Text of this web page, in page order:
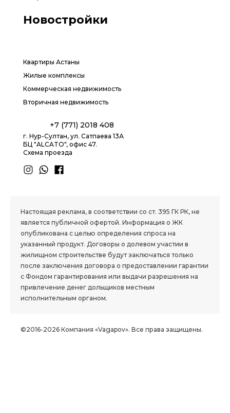
Новостройки
Квартиры Астаны
Жилые комплексы
Коммерческая недвижимость
Вторичная недвижимость
+7 (771) 2018 408
г. Нур-Султан, ул. Сатпаева 13А
БЦ "ALCATO", офис 47.
Схема проезда
Настоящая реклама, в соответствии со ст. 395 ГК РК, не
является публичной офертой. Информация о ЖК
опубликована с целью определения спроса на
указанный продукт. Договоры о долевом участии в
жилищном строительстве будут заключаться только
после заключения договора о предоставлении гарантии
с Фондом гарантирования или выдачи разрешения на
привлечение денег дольщиков местным
исполнительным органом.
©2016-2026 Компания «Vagapov». Все права защищены.